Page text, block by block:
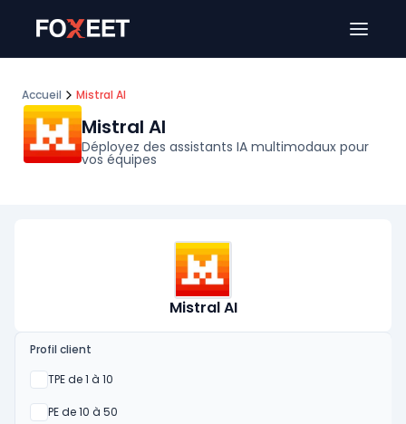
Accueil Mistral AI
Mistral AI
Déployez des assistants IA multimodaux pour
vos équipes
Mistral AI
Profil client
TPE de 1 à 10
Oui
PE de 10 à 50
Oui